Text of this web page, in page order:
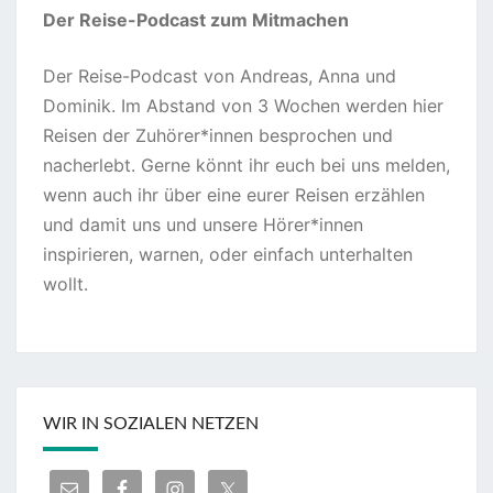
Der Reise-Podcast zum Mitmachen
Der Reise-Podcast von Andreas, Anna und
Dominik. Im Abstand von 3 Wochen werden hier
Reisen der Zuhörer*innen besprochen und
nacherlebt. Gerne könnt ihr euch bei uns melden,
wenn auch ihr über eine eurer Reisen erzählen
und damit uns und unsere Hörer*innen
inspirieren, warnen, oder einfach unterhalten
wollt.
WIR IN SOZIALEN NETZEN